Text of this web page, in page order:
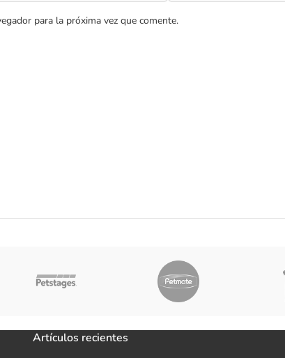
para la próxima vez que comente.
Artículos recientes